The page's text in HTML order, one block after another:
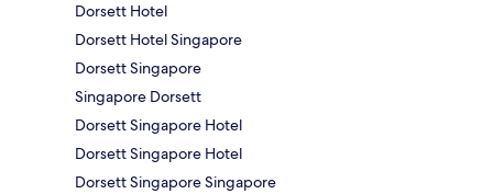
Dorsett Hotel
Dorsett Hotel Singapore
Dorsett Singapore
Singapore Dorsett
Dorsett Singapore Hotel
Dorsett Singapore Hotel
Dorsett Singapore Singapore